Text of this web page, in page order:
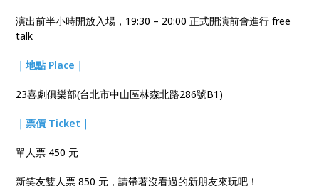
演出前半小時開放入場，19:30 – 20:00 正式開演前會進行 free
talk
｜地點 Place｜
23喜劇俱樂部(台北市中山區林森北路286號B1)
｜票價 Ticket｜
單人票 450 元
新笑友雙人票 850 元，請帶著沒看過的新朋友來玩吧！